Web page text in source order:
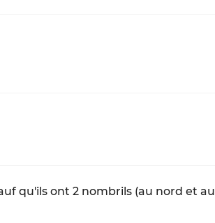
qu'ils ont 2 nombrils (au nord et au